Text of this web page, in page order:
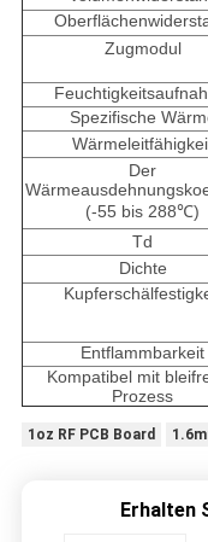
Zugmodul
Spezifische
Der
(-55 bis 288℃)
Td
Dichte
Entflammbarkeit
Kompatibel mit
Prozess
1oz RF PCB Board
Erhalten